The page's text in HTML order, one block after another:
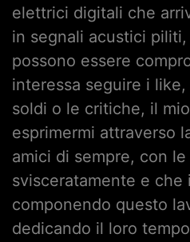
elettrici digitali che
in segnali acustici
possono essere
interessa seguire i
soldi o le critiche, il
esprimermi attraverso
amici di sempre, con
svisceratamente e che
componendo questo
dedicando il loro